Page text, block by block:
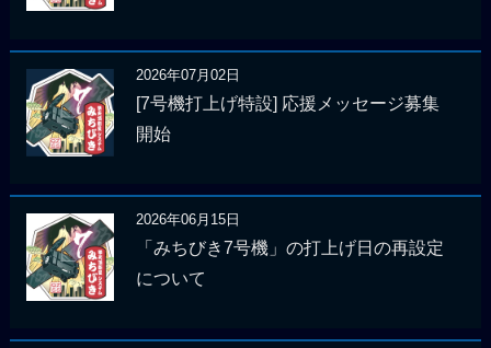
2026年07月02日
[7号機打上げ特設] 応援メッセージ募集
開始
2026年06月15日
「みちびき7号機」の打上げ日の再設定
について